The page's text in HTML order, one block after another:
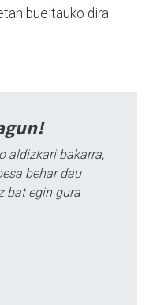
bueltauko dira
aldizkari bakarra,
behar dau
bat egin gura